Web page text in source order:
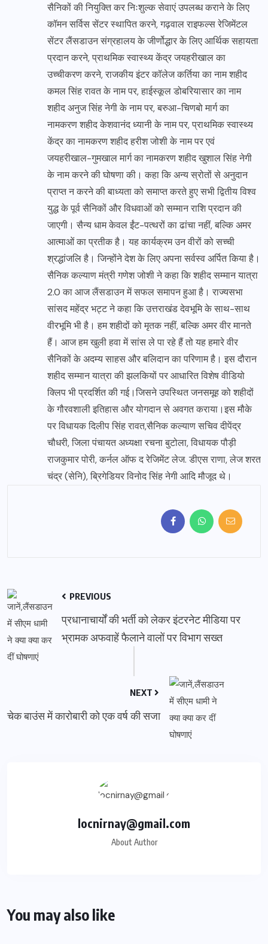
सैनिकों की नियुक्ति कर निःशुल्क सेवाएं उपलब्ध कराने के लिए
कॉमन सर्विस सेंटर स्थापित करने, गढ़वाल राइफल्स रेजिमेंटल
सेंटर लैंसडाउन संग्रहालय के जीर्णोद्धार के लिए आर्थिक सहायता
प्रदान करने, प्राथमिक स्वास्थ्य केंद्र जयहरीखाल का
उच्चीकरण करने, राजकीय इंटर कॉलेज कर्तिया का नाम शहीद
कमल सिंह रावत के नाम पर, हाईस्कूल डोबरियासार का नाम
शहीद अनुज सिंह नेगी के नाम पर, बरुआ-चिणबो मार्ग का
नामकरण शहीद केशवानंद ध्यानी के नाम पर, प्राथमिक स्वास्थ्य
केंद्र का नामकरण शहीद हरीश जोशी के नाम पर एवं
जयहरीखाल-गुमखाल मार्ग का नामकरण शहीद खुशाल सिंह नेगी
के नाम करने की घोषणा की। कहा कि अन्य स्रोतों से अनुदान
प्राप्त न करने की बाध्यता को समाप्त करते हुए सभी द्वितीय विश्व
युद्ध के पूर्व सैनिकों और विधवाओं को सम्मान राशि प्रदान की
जाएगी। सैन्य धाम केवल ईंट-पत्थरों का ढांचा नहीं, बल्कि अमर
आत्माओं का प्रतीक है। यह कार्यक्रम उन वीरों को सच्ची
श्रद्धांजलि है। जिन्होंने देश के लिए अपना सर्वस्व अर्पित किया है।
सैनिक कल्याण मंत्री गणेश जोशी ने कहा कि शहीद सम्मान यात्रा
2.0 का आज लैंसडाउन में सफल समापन हुआ है। राज्यसभा
सांसद महेंद्र भट्ट ने कहा कि उत्तराखंड देवभूमि के साथ-साथ
वीरभूमि भी है। हम शहीदों को मृतक नहीं, बल्कि अमर वीर मानते
हैं। आज हम खुली हवा में सांस ले पा रहे हैं तो यह हमारे वीर
सैनिकों के अदम्य साहस और बलिदान का परिणाम है। इस दौरान
शहीद सम्मान यात्रा की झलकियों पर आधारित विशेष वीडियो
क्लिप भी प्रदर्शित की गई।जिसने उपस्थित जनसमूह को शहीदों
के गौरवशाली इतिहास और योगदान से अवगत कराया।इस मौके
पर विधायक दिलीप सिंह रावत,सैनिक कल्याण सचिव दीपेंद्र
चौधरी, जिला पंचायत अध्यक्षा रचना बुटोला, विधायक पौड़ी
राजकुमार पोरी, कर्नल ऑफ द रेजिमेंट लेज. डीएस राणा, लेज शरत
चंद्र (सेनि), ब्रिगेडियर विनोद सिंह नेगी आदि मौजूद थे।
PREVIOUS
प्रधानाचार्यों की भर्ती को लेकर इंटरनेट मीडिया पर
भ्रामक अफवाहें फैलाने वालों पर विभाग सख्त
NEXT
चेक बाउंस में कारोबारी को एक वर्ष की सजा
locnirnay@gmail.com
About Author
You may also like